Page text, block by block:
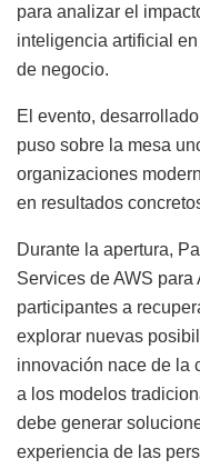
para analizar el
inteligencia artificial
de negocio.
El evento,
puso sobre la mesa
organizaciones
en resultados
Durante la apertura,
Services de AWS
participantes a
explorar nuevas
innovación nace de la
a los modelos
debe generar
experiencia de las